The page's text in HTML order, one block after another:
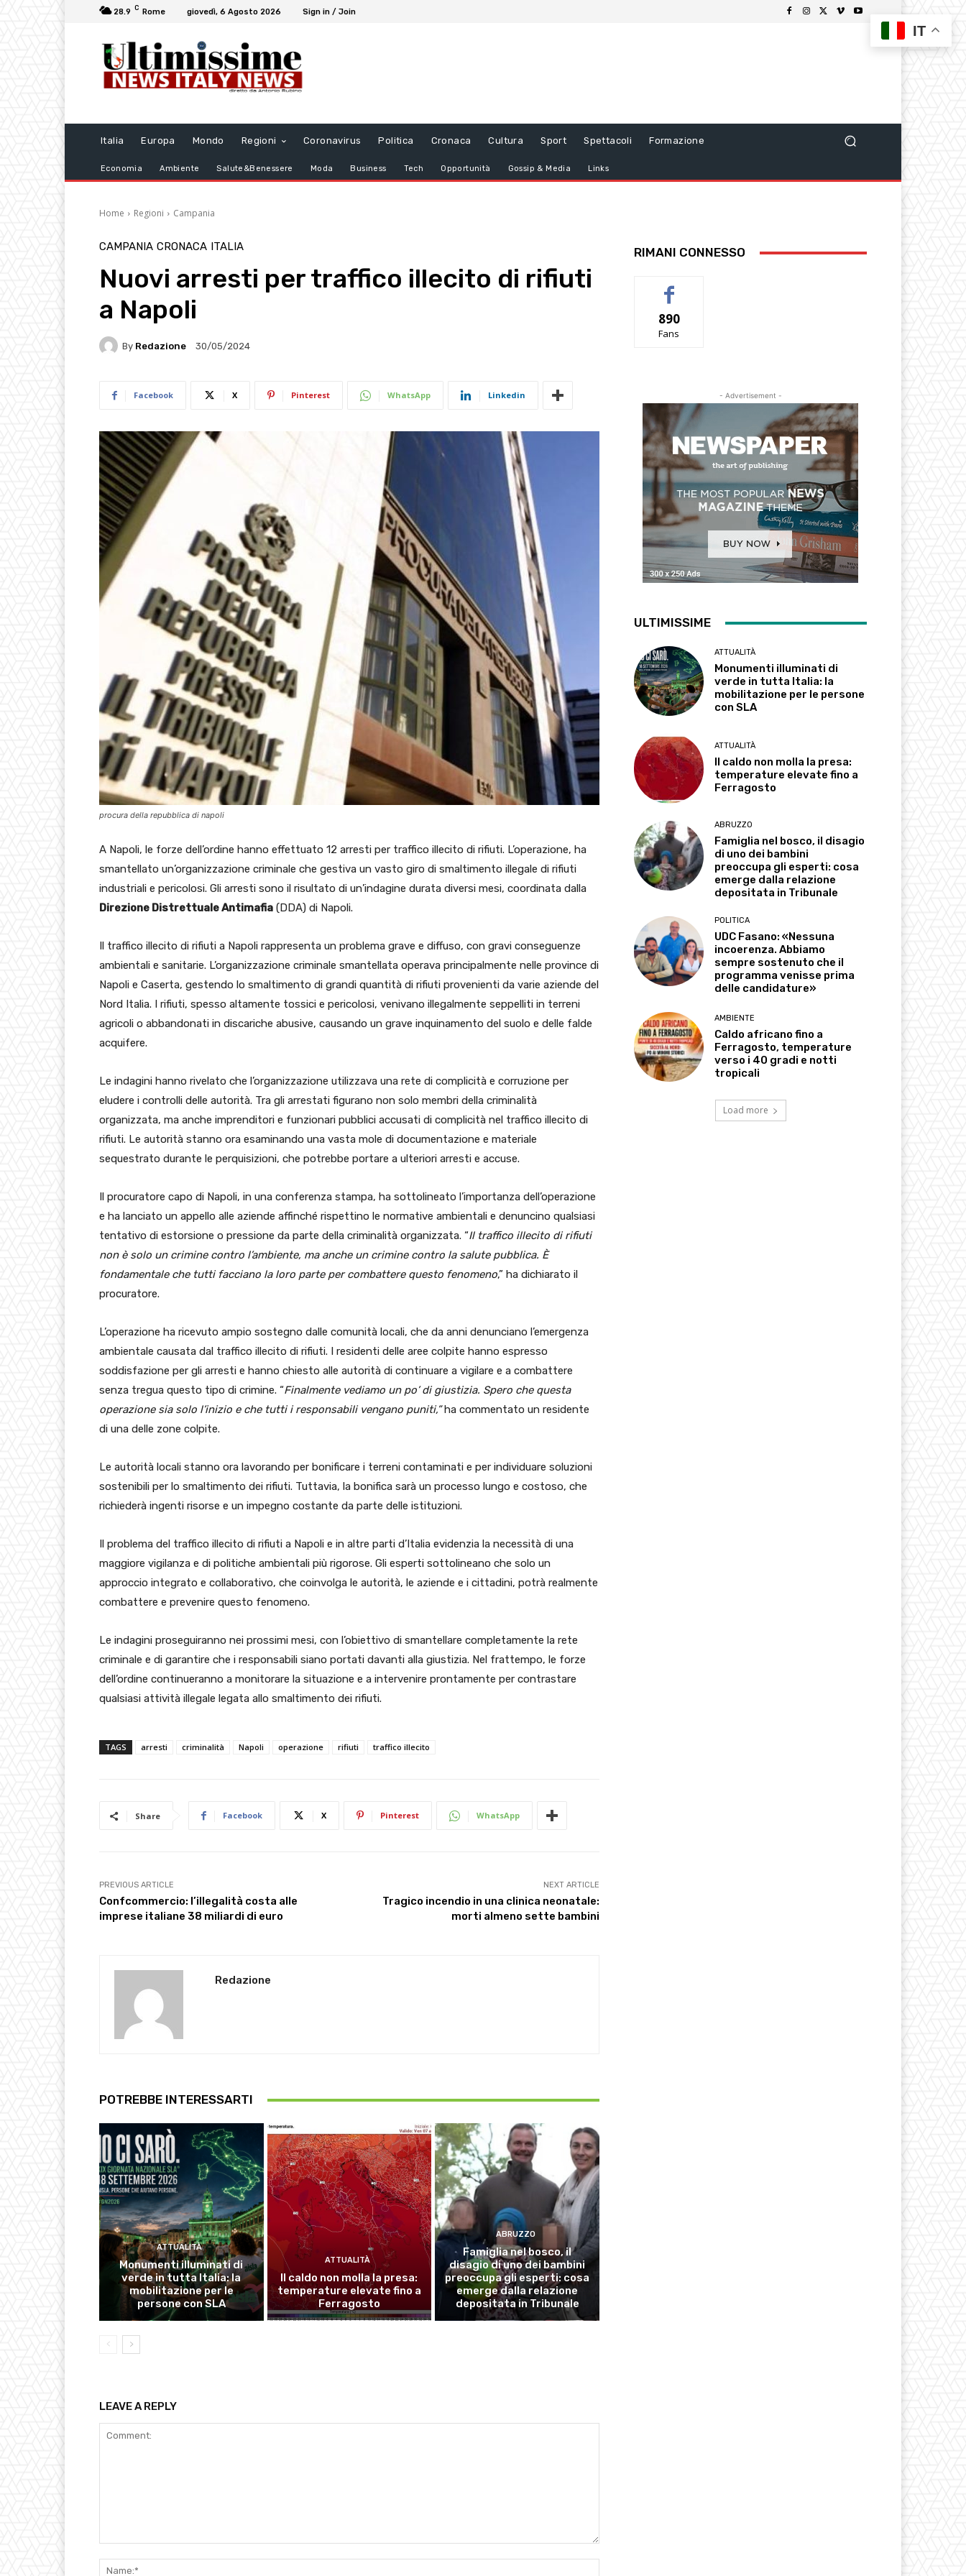
28.9 C Rome giovedì, 6 Agosto 2026 Sign in / Join
Italia Europa Mondo Regioni Coronavirus Politica Cronaca Cultura Sport Spettacoli Formazione
Economia Ambiente Salute&Benessere Moda Business Tech Opportunità Gossip & Media Links
Home Regioni Campania
CAMPANIA CRONACA ITALIA
Nuovi arresti per traffico illecito di rifiuti
a Napoli
By Redazione 30/05/2024
Facebook X Pinterest WhatsApp Linkedin
procura della repubblica di napoli
A Napoli, le forze dell’ordine hanno effettuato 12 arresti per traffico illecito di rifiuti. L’operazione, ha
smantellato un’organizzazione criminale che gestiva un vasto giro di smaltimento illegale di rifiuti
industriali e pericolosi. Gli arresti sono il risultato di un’indagine durata diversi mesi, coordinata dalla
Direzione Distrettuale Antimafia (DDA) di Napoli.
Il traffico illecito di rifiuti a Napoli rappresenta un problema grave e diffuso, con gravi conseguenze
ambientali e sanitarie. L’organizzazione criminale smantellata operava principalmente nelle province di
Napoli e Caserta, gestendo lo smaltimento di grandi quantità di rifiuti provenienti da varie aziende del
Nord Italia. I rifiuti, spesso altamente tossici e pericolosi, venivano illegalmente seppelliti in terreni
agricoli o abbandonati in discariche abusive, causando un grave inquinamento del suolo e delle falde
acquifere.
Le indagini hanno rivelato che l’organizzazione utilizzava una rete di complicità e corruzione per
eludere i controlli delle autorità. Tra gli arrestati figurano non solo membri della criminalità
organizzata, ma anche imprenditori e funzionari pubblici accusati di complicità nel traffico illecito di
rifiuti. Le autorità stanno ora esaminando una vasta mole di documentazione e materiale
sequestrato durante le perquisizioni, che potrebbe portare a ulteriori arresti e accuse.
Il procuratore capo di Napoli, in una conferenza stampa, ha sottolineato l’importanza dell’operazione
e ha lanciato un appello alle aziende affinché rispettino le normative ambientali e denuncino qualsiasi
tentativo di estorsione o pressione da parte della criminalità organizzata. “Il traffico illecito di rifiuti
non è solo un crimine contro l’ambiente, ma anche un crimine contro la salute pubblica. È
fondamentale che tutti facciano la loro parte per combattere questo fenomeno,” ha dichiarato il
procuratore.
L’operazione ha ricevuto ampio sostegno dalle comunità locali, che da anni denunciano l’emergenza
ambientale causata dal traffico illecito di rifiuti. I residenti delle aree colpite hanno espresso
soddisfazione per gli arresti e hanno chiesto alle autorità di continuare a vigilare e a combattere
senza tregua questo tipo di crimine. “Finalmente vediamo un po’ di giustizia. Spero che questa
operazione sia solo l’inizio e che tutti i responsabili vengano puniti,”ha commentato un residente
di una delle zone colpite.
Le autorità locali stanno ora lavorando per bonificare i terreni contaminati e per individuare soluzioni
sostenibili per lo smaltimento dei rifiuti. Tuttavia, la bonifica sarà un processo lungo e costoso, che
richiederà ingenti risorse e un impegno costante da parte delle istituzioni.
Il problema del traffico illecito di rifiuti a Napoli e in altre parti d’Italia evidenzia la necessità di una
maggiore vigilanza e di politiche ambientali più rigorose. Gli esperti sottolineano che solo un
approccio integrato e collaborativo, che coinvolga le autorità, le aziende e i cittadini, potrà realmente
combattere e prevenire questo fenomeno.
Le indagini proseguiranno nei prossimi mesi, con l’obiettivo di smantellare completamente la rete
criminale e di garantire che i responsabili siano portati davanti alla giustizia. Nel frattempo, le forze
dell’ordine continueranno a monitorare la situazione e a intervenire prontamente per contrastare
qualsiasi attività illegale legata allo smaltimento dei rifiuti.
TAGS arresti criminalità Napoli operazione rifiuti traffico illecito
Share Facebook X Pinterest WhatsApp
PREVIOUS ARTICLE
Confcommercio: l’illegalità costa alle
imprese italiane 38 miliardi di euro
NEXT ARTICLE
Tragico incendio in una clinica neonatale:
morti almeno sette bambini
Redazione
POTREBBE INTERESSARTI
ATTUALITÀ
Monumenti illuminati di
verde in tutta Italia: la
mobilitazione per le
persone con SLA
ATTUALITÀ
Il caldo non molla la presa:
temperature elevate fino a
Ferragosto
ABRUZZO
Famiglia nel bosco, il
disagio di uno dei bambini
preoccupa gli esperti: cosa
emerge dalla relazione
depositata in Tribunale
LEAVE A REPLY
RIMANI CONNESSO
890
Fans
- Advertisement -
ULTIMISSIME
ATTUALITÀ
Monumenti illuminati di
verde in tutta Italia: la
mobilitazione per le persone
con SLA
ATTUALITÀ
Il caldo non molla la presa:
temperature elevate fino a
Ferragosto
ABRUZZO
Famiglia nel bosco, il disagio
di uno dei bambini
preoccupa gli esperti: cosa
emerge dalla relazione
depositata in Tribunale
POLITICA
UDC Fasano: «Nessuna
incoerenza. Abbiamo
sempre sostenuto che il
programma venisse prima
delle candidature»
AMBIENTE
Caldo africano fino a
Ferragosto, temperature
verso i 40 gradi e notti
tropicali
Load more
IT